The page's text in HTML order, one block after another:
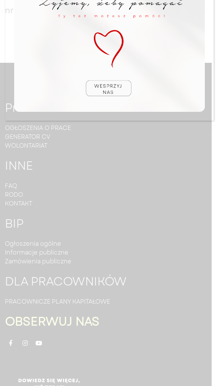
nr tel.: 42 616 06 20 wewn. 1161 lub 1182 lub 1171”
Praca
OGŁOSZENIA O PRACE
GENERATOR CV
WOLONTARIAT
INNE
FAQ
RODO
KONTAKT
BIP
Ogłoszenia ogólne
Informacje publiczne
Zamówienia publiczne
DLA PRACOWNIKÓW
PRACOWNICZE PLANY KAPITAŁOWE
OBSERWUJ NAS